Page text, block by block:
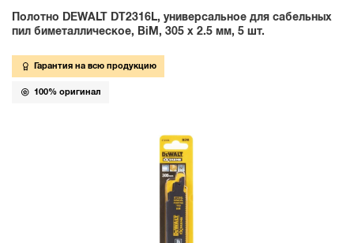
Полотно DEWALT DT2316L, универсальное для сабельных
пил биметаллическое, BiM, 305 x 2.5 мм, 5 шт.
Гарантия на всю продукцию
100% оригинал